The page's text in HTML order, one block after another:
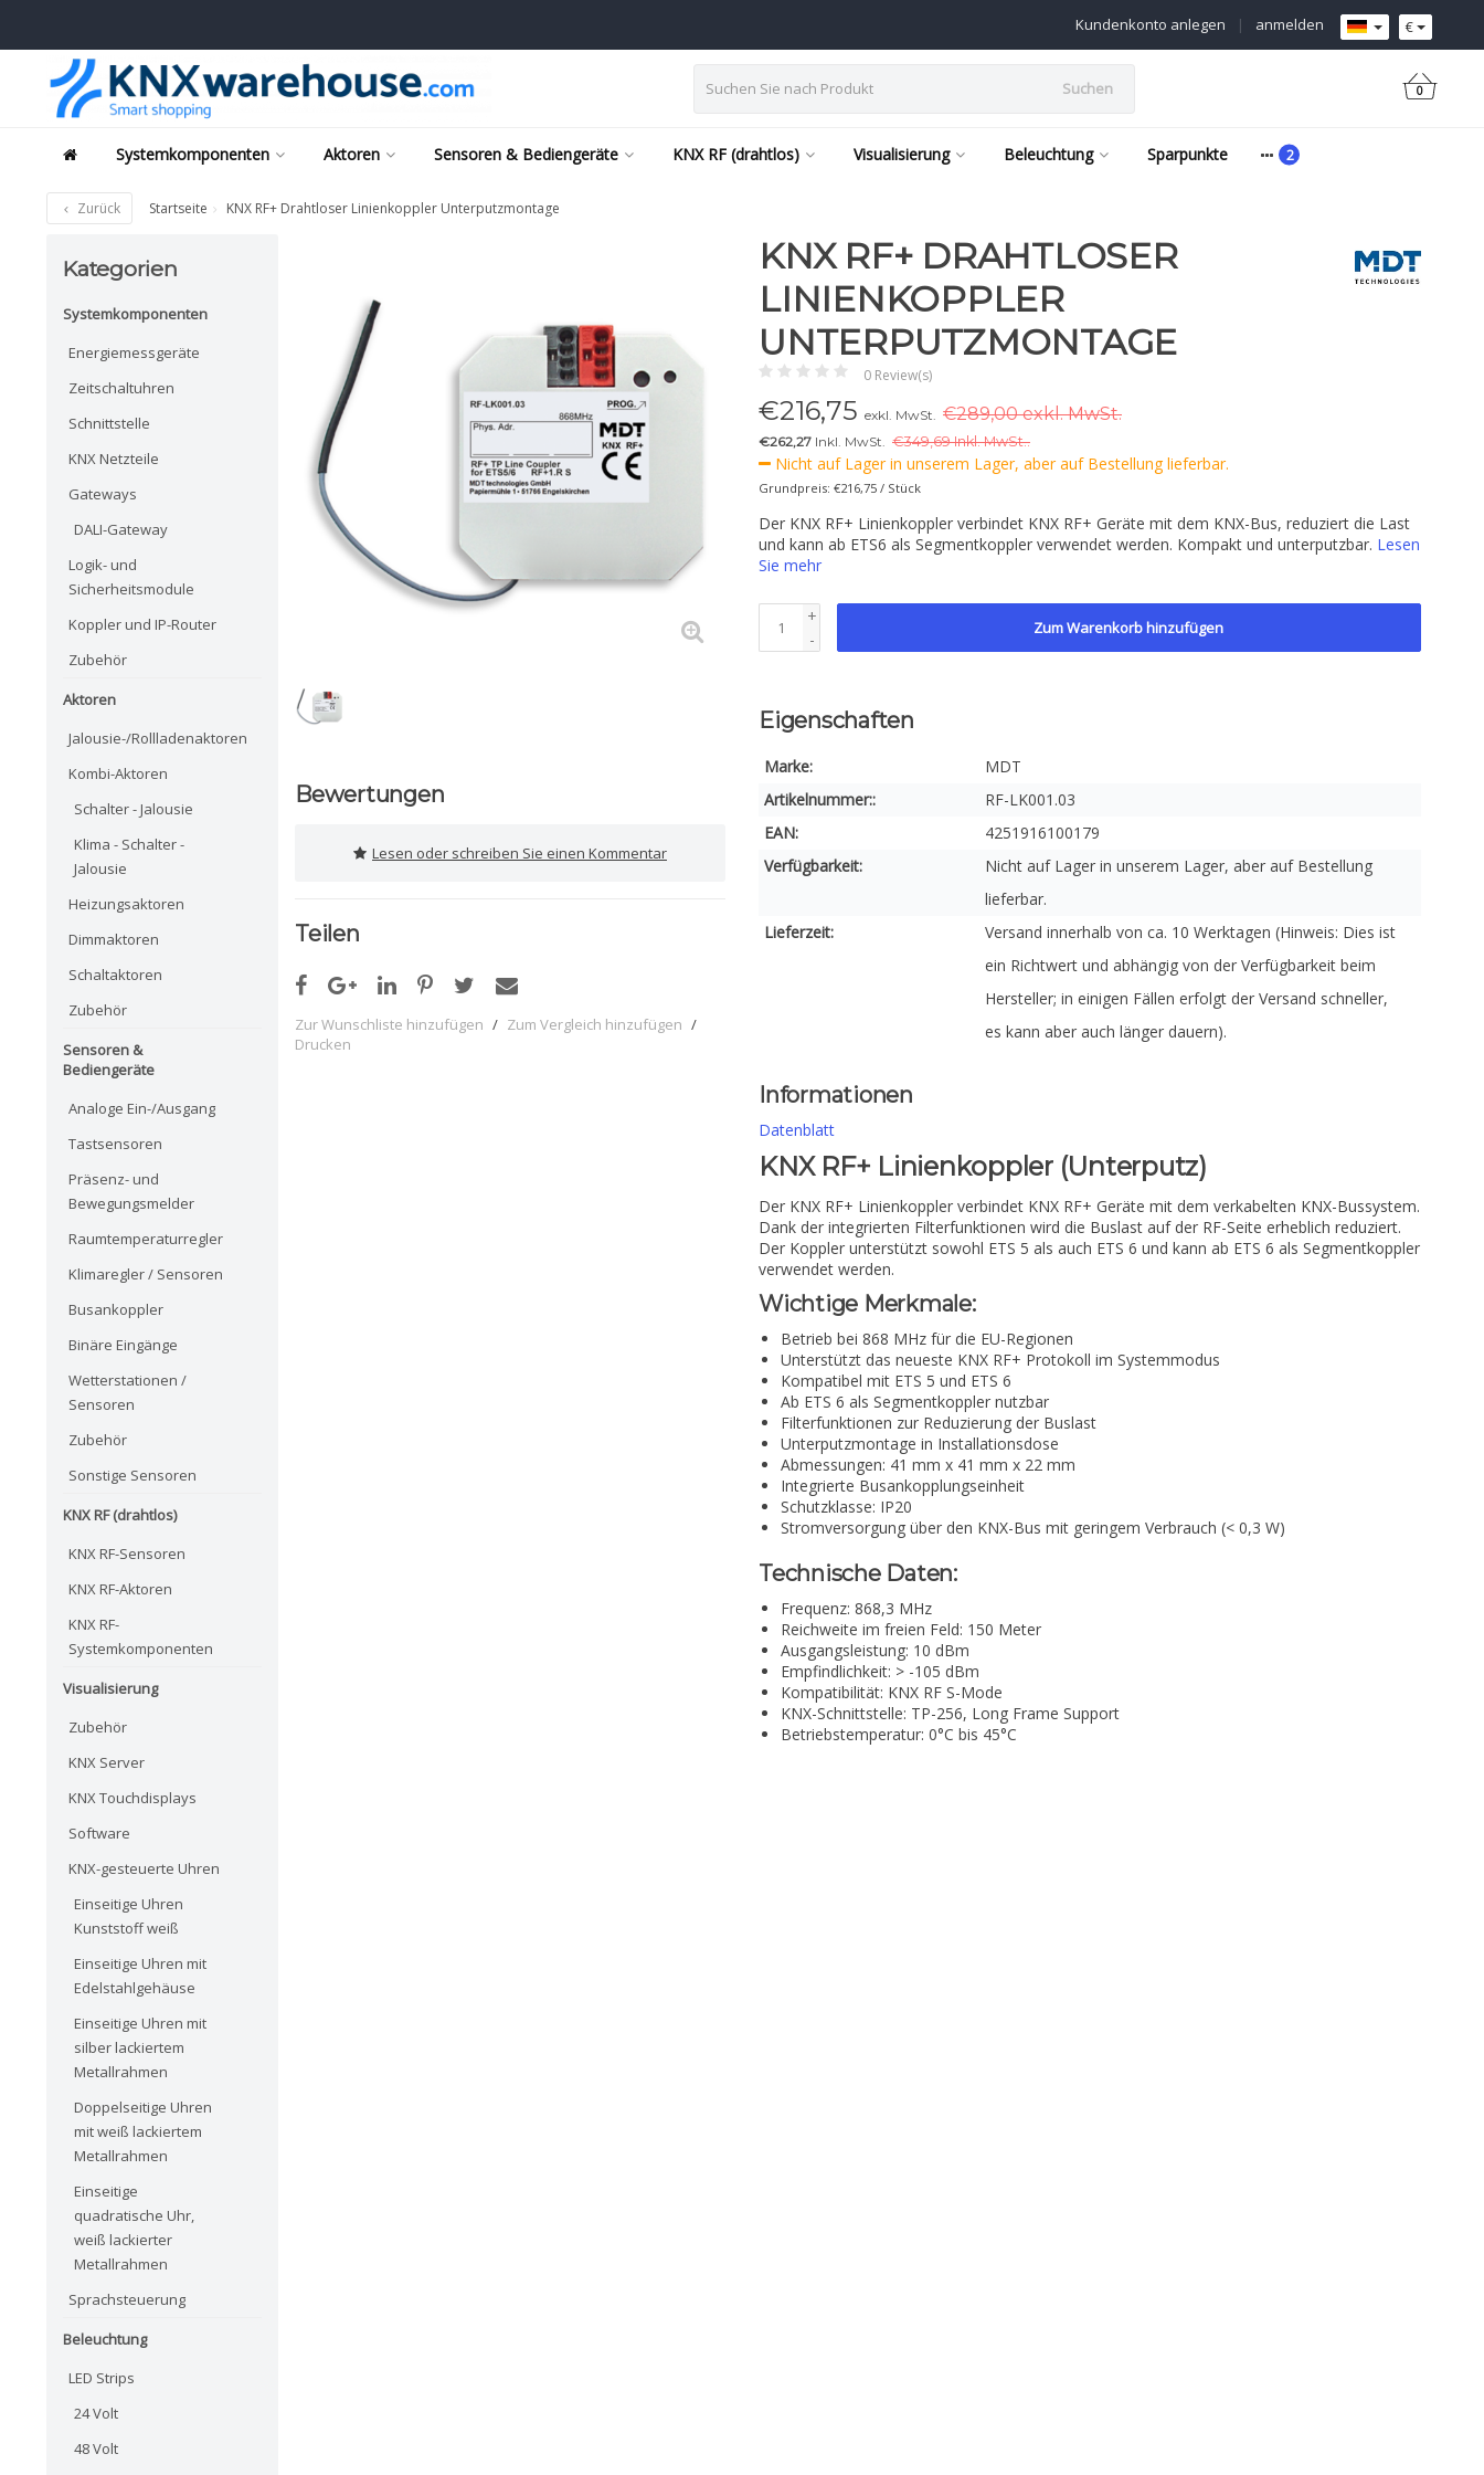
€
anmelden
|
Kundenkonto anlegen
Suchen 0
Systemkomponenten Aktoren Sensoren & Bediengeräte KNX RF (drahtlos) Visualisierung Beleuchtung Sparpunkte
Zurück Startseite KNX RF+ Drahtloser Linienkoppler Unterputzmontage
Kategorien
Systemkomponenten
Energiemessgeräte
Zeitschaltuhren
Schnittstelle
KNX Netzteile
Gateways
DALI-Gateway
Logik- und
Sicherheitsmodule
Koppler und IP-Router
Zubehör
Aktoren
Jalousie-/Rollladenaktoren
Kombi-Aktoren
Schalter - Jalousie
Klima - Schalter -
Jalousie
Heizungsaktoren
Dimmaktoren
Schaltaktoren
Zubehör
Sensoren &
Bediengeräte
Analoge Ein-/Ausgang
Tastsensoren
Präsenz- und
Bewegungsmelder
Raumtemperaturregler
Klimaregler / Sensoren
Busankoppler
Binäre Eingänge
Wetterstationen /
Sensoren
Zubehör
Sonstige Sensoren
KNX RF (drahtlos)
KNX RF-Sensoren
KNX RF-Aktoren
KNX RF-
Systemkomponenten
Visualisierung
Zubehör
KNX Server
KNX Touchdisplays
Software
KNX-gesteuerte Uhren
Einseitige Uhren
Kunststoff weiß
Einseitige Uhren mit
Edelstahlgehäuse
Einseitige Uhren mit
silber lackiertem
Metallrahmen
Doppelseitige Uhren
mit weiß lackiertem
Metallrahmen
Einseitige
quadratische Uhr,
weiß lackierter
Metallrahmen
Sprachsteuerung
Beleuchtung
LED Strips
24 Volt
48 Volt
Bewertungen
Lesen oder schreiben Sie einen Kommentar
Teilen
Zur Wunschliste hinzufügen / Zum Vergleich hinzufügen /
Drucken
KNX RF+ DRAHTLOSER
LINIENKOPPLER
UNTERPUTZMONTAGE
0 Review(s)
€216,75 exkl. MwSt. €289,00 exkl. MwSt.
€262,27 Inkl. MwSt. €349,69 Inkl. MwSt..
Nicht auf Lager in unserem Lager, aber auf Bestellung lieferbar.
Grundpreis: €216,75 / Stück
Der KNX RF+ Linienkoppler verbindet KNX RF+ Geräte mit dem KNX-Bus, reduziert die Last
und kann ab ETS6 als Segmentkoppler verwendet werden. Kompakt und unterputzbar. Lesen
Sie mehr
+
-
Zum Warenkorb hinzufügen
Eigenschaften
Marke:
MDT
Artikelnummer::
RF-LK001.03
EAN:
4251916100179
Verfügbarkeit:
Nicht auf Lager in unserem Lager, aber auf Bestellung
lieferbar.
Lieferzeit:
Versand innerhalb von ca. 10 Werktagen (Hinweis: Dies ist
ein Richtwert und abhängig von der Verfügbarkeit beim
Hersteller; in einigen Fällen erfolgt der Versand schneller,
es kann aber auch länger dauern).
Informationen
Datenblatt
KNX RF+ Linienkoppler (Unterputz)
Der KNX RF+ Linienkoppler verbindet KNX RF+ Geräte mit dem verkabelten KNX-Bussystem.
Dank der integrierten Filterfunktionen wird die Buslast auf der RF-Seite erheblich reduziert.
Der Koppler unterstützt sowohl ETS 5 als auch ETS 6 und kann ab ETS 6 als Segmentkoppler
verwendet werden.
Wichtige Merkmale:
Betrieb bei 868 MHz für die EU-Regionen
Unterstützt das neueste KNX RF+ Protokoll im Systemmodus
Kompatibel mit ETS 5 und ETS 6
Ab ETS 6 als Segmentkoppler nutzbar
Filterfunktionen zur Reduzierung der Buslast
Unterputzmontage in Installationsdose
Abmessungen: 41 mm x 41 mm x 22 mm
Integrierte Busankopplungseinheit
Schutzklasse: IP20
Stromversorgung über den KNX-Bus mit geringem Verbrauch (< 0,3 W)
Technische Daten:
Frequenz: 868,3 MHz
Reichweite im freien Feld: 150 Meter
Ausgangsleistung: 10 dBm
Empfindlichkeit: > -105 dBm
Kompatibilität: KNX RF S-Mode
KNX-Schnittstelle: TP-256, Long Frame Support
Betriebstemperatur: 0°C bis 45°C